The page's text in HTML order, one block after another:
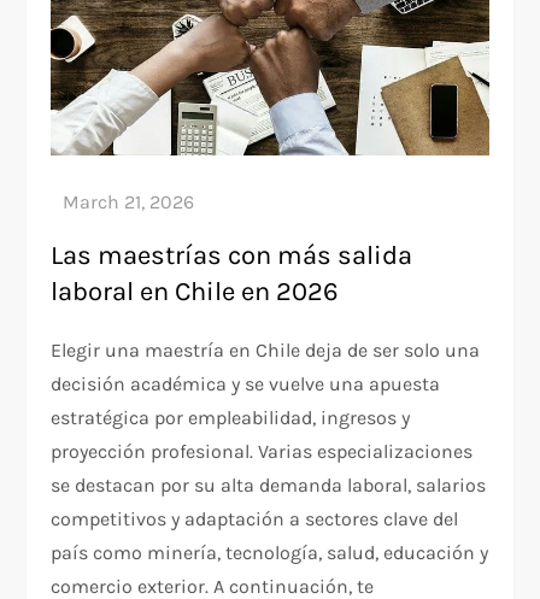
Las maestrías con más salida
laboral en Chile en 2026
Elegir una maestría en Chile deja de ser solo una
decisión académica y se vuelve una apuesta
estratégica por empleabilidad, ingresos y
proyección profesional. Varias especializaciones
se destacan por su alta demanda laboral, salarios
competitivos y adaptación a sectores clave del
país como minería, tecnología, salud, educación y
comercio exterior. A continuación, te